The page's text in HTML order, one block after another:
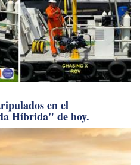
en el
Híbrida" de hoy.